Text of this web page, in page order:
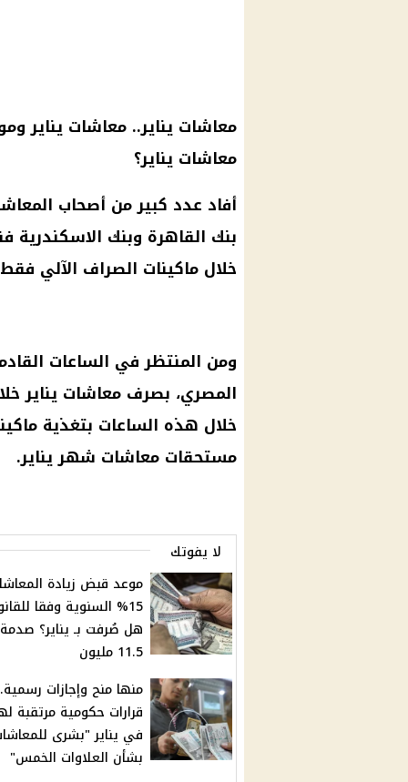
معاشات يناير.. معاشات يناير
معاشات يناير؟
أفاد عدد كبير من أصحاب
بنك القاهرة وبنك الاسكندرية
خلال ماكينات الصراف الآلي
ومن المنتظر في الساعات
المصري، بصرف معاشات ينايرخلال الـ 24
خلال هذه الساعات بتغذية
مستحقات معاشات شهر يناير.
لا يفوتك
موعد قبض زيادة
15% السنوية وفقا
هل صُرفت بـ يناير؟ صدمة
11.5 مليون
قرارات حكومية مرتقبة
في يناير "بشرى
بشأن العلاوات الخمس"